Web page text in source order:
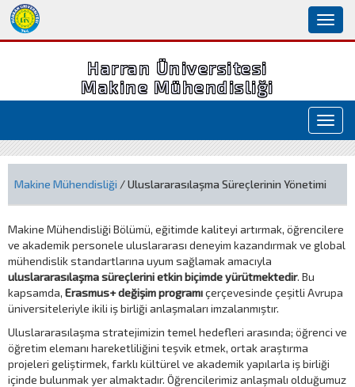
Harran Üniversitesi
Makine Mühendisliği
Makine Mühendisliği / Uluslararasılaşma Süreçlerinin Yönetimi
Makine Mühendisliği Bölümü, eğitimde kaliteyi artırmak, öğrencilere
ve akademik personele uluslararası deneyim kazandırmak ve global
mühendislik standartlarına uyum sağlamak amacıyla
uluslararasılaşma süreçlerini etkin biçimde yürütmektedir. Bu
kapsamda, Erasmus+ değişim programıçerçevesinde çeşitli Avrupa
üniversiteleriyle ikili iş birliği anlaşmaları imzalanmıştır.
Uluslararasılaşma stratejimizin temel hedefleri arasında; öğrenci ve
öğretim elemanı hareketliliğini teşvik etmek, ortak araştırma
projeleri geliştirmek, farklı kültürel ve akademik yapılarla iş birliği
içinde bulunmak yer almaktadır. Öğrencilerimiz anlaşmalı olduğumuz